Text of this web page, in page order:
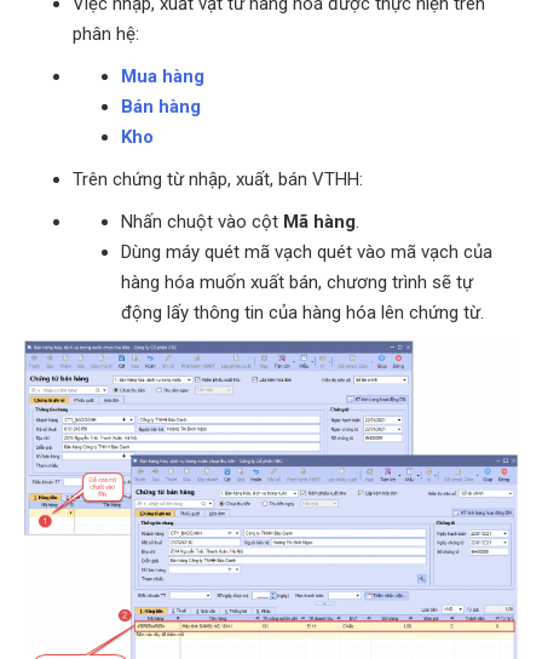
phân hệ:
Mua hàng
Bán hàng
Kho
Trên chứng từ nhập, xuất, bán VTHH:
Nhấn chuột vào cột Mã hàng.
Dùng máy quét mã vạch quét vào mã vạch của
hàng hóa muốn xuất bán, chương trình sẽ tự
động lấy thông tin của hàng hóa lên chứng từ.